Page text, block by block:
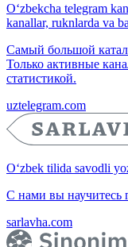
O‘zbekcha telegram
kanallar, ruknlarda va
Самый большой
Только активные
статистикой.
uztelegram.com
O‘zbek tilida savodli
С нами вы научитесь
sarlavha.com